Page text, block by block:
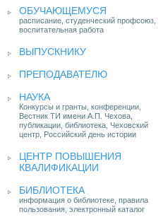
ОБУЧАЮЩЕМУСЯ
расписание, студенческий профсоюз,
воспитательная работа
ВЫПУСКНИКУ
ПРЕПОДАВАТЕЛЮ
НАУКА
Конкурсы и гранты, конференции,
Вестник ТИ имени А.П. Чехова,
публикации, библиотека, Чеховский
центр, Российский день истории
ЦЕНТР ПОВЫШЕНИЯ
КВАЛИФИКАЦИИ
БИБЛИОТЕКА
информация о библиотеке, правила
пользования, электронный каталог